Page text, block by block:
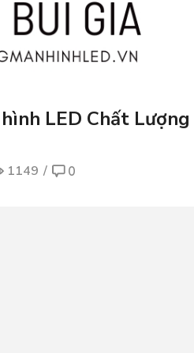
LED Chất Lượng
1149 / 0